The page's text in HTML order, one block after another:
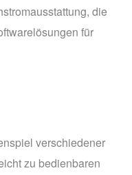
die
für
verschiedener
zu bedienbaren